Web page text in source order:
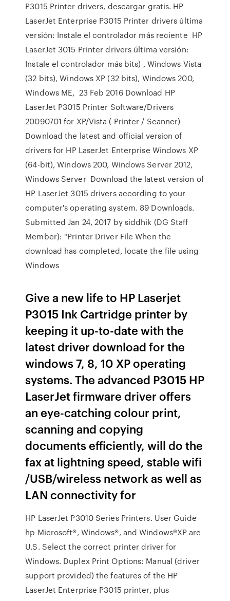
P3015 Printer drivers, descargar gratis. HP
LaserJet Enterprise P3015 Printer drivers última
versión: Instale el controlador más reciente HP
LaserJet 3015 Printer drivers última versión:
Instale el controlador más bits) , Windows Vista
(32 bits), Windows XP (32 bits), Windows 200,
Windows ME, 23 Feb 2016 Download HP
LaserJet P3015 Printer Software/Drivers
20090701 for XP/Vista ( Printer / Scanner)
Download the latest and official version of
drivers for HP LaserJet Enterprise Windows XP
(64-bit), Windows 200, Windows Server 2012,
Windows Server Download the latest version of
HP LaserJet 3015 drivers according to your
computer's operating system. 89 Downloads.
Submitted Jan 24, 2017 by siddhik (DG Staff
Member): "Printer Driver File When the
download has completed, locate the file using
Windows
Give a new life to HP Laserjet
P3015 Ink Cartridge printer by
keeping it up-to-date with the
latest driver download for the
windows 7, 8, 10 XP operating
systems. The advanced P3015 HP
LaserJet firmware driver offers
an eye-catching colour print,
scanning and copying
documents efficiently, will do the
fax at lightning speed, stable wifi
/USB/wireless network as well as
LAN connectivity for
HP LaserJet P3010 Series Printers. User Guide
hp Microsoft®, Windows®, and Windows®XP are
U.S. Select the correct printer driver for
Windows. Duplex Print Options: Manual (driver
support provided) the features of the HP
LaserJet Enterprise P3015 printer, plus